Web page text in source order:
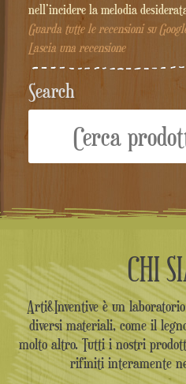
nell’incidere la melodia
Guarda tutte le recensioni su
Lascia una recensione
Search
CHI
Arti&Inventive è un
diversi materiali, come il
molto altro. Tutti i nostri
rifiniti interamente